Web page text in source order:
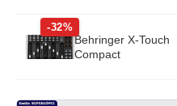
-32%
Behringer X-Touch
Compact